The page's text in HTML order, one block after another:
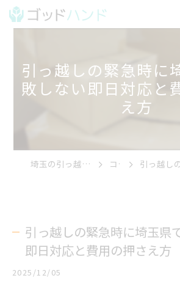
引っ越しの緊急時に
敗しない即日対応と
え方
埼玉の引っ越しならゴッドハンド コラム 引っ越しの緊急時に埼
引っ越しの緊急時に埼玉県
即日対応と費用の押さえ方
2025/12/05